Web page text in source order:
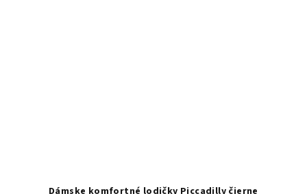
Dámske komfortné lodičky Piccadilly čierne